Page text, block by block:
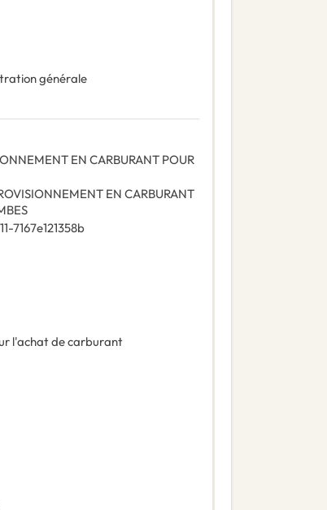
générale
EN CARBURANT POUR
EN CARBURANT
7167e121358b
l'achat de carburant